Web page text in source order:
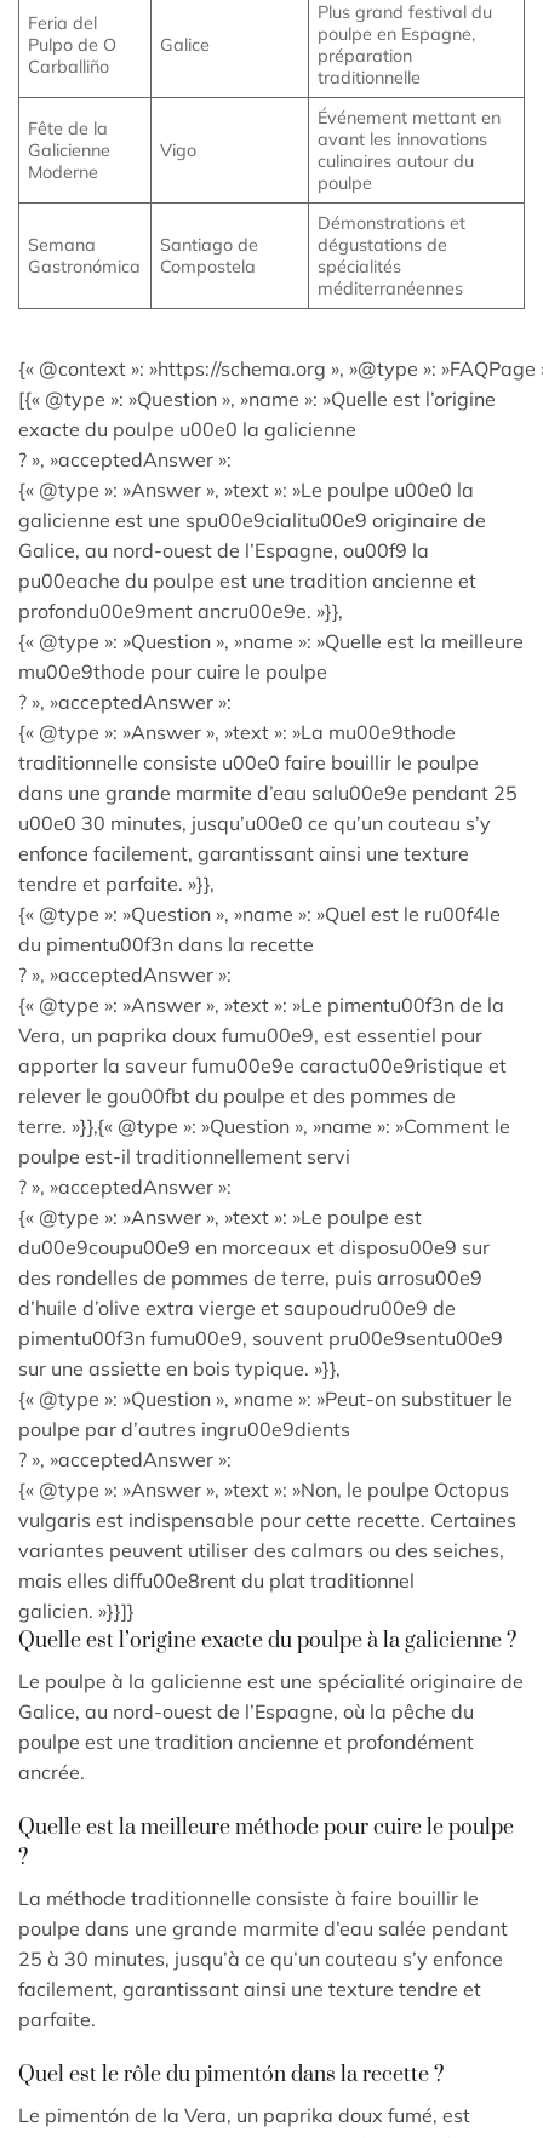
Feria del
Pulpo de O
Carballiño
Galice
Plus grand festival du
poulpe en Espagne,
préparation
traditionnelle
Fête de la
Galicienne
Moderne
Vigo
Événement mettant en
avant les innovations
culinaires autour du
poulpe
Semana
Gastronómica
Santiago de
Compostela
Démonstrations et
dégustations de
spécialités
méditerranéennes
{« @context »: »https://schema.org », »@type »: »FAQPage
[{« @type »: »Question », »name »: »Quelle est l’origine
exacte du poulpe u00e0 la galicienne
? », »acceptedAnswer »:
{« @type »: »Answer », »text »: »Le poulpe u00e0 la
galicienne est une spu00e9cialitu00e9 originaire de
Galice, au nord-ouest de l’Espagne, ou00f9 la
pu00eache du poulpe est une tradition ancienne et
profondu00e9ment ancru00e9e. »}},
{« @type »: »Question », »name »: »Quelle est la meilleure
mu00e9thode pour cuire le poulpe
? », »acceptedAnswer »:
{« @type »: »Answer », »text »: »La mu00e9thode
traditionnelle consiste u00e0 faire bouillir le poulpe
dans une grande marmite d’eau salu00e9e pendant 25
u00e0 30 minutes, jusqu’u00e0 ce qu’un couteau s’y
enfonce facilement, garantissant ainsi une texture
tendre et parfaite. »}},
{« @type »: »Question », »name »: »Quel est le ru00f4le
du pimentu00f3n dans la recette
? », »acceptedAnswer »:
{« @type »: »Answer », »text »: »Le pimentu00f3n de la
Vera, un paprika doux fumu00e9, est essentiel pour
apporter la saveur fumu00e9e caractu00e9ristique et
relever le gou00fbt du poulpe et des pommes de
terre. »}},{« @type »: »Question », »name »: »Comment le
poulpe est-il traditionnellement servi
? », »acceptedAnswer »:
{« @type »: »Answer », »text »: »Le poulpe est
du00e9coupu00e9 en morceaux et disposu00e9 sur
des rondelles de pommes de terre, puis arrosu00e9
d’huile d’olive extra vierge et saupoudru00e9 de
pimentu00f3n fumu00e9, souvent pru00e9sentu00e9
sur une assiette en bois typique. »}},
{« @type »: »Question », »name »: »Peut-on substituer le
poulpe par d’autres ingru00e9dients
? », »acceptedAnswer »:
{« @type »: »Answer », »text »: »Non, le poulpe Octopus
vulgaris est indispensable pour cette recette. Certaines
variantes peuvent utiliser des calmars ou des seiches,
mais elles diffu00e8rent du plat traditionnel
galicien. »}}]}
Quelle est l’origine exacte du poulpe à la galicienne ?
Le poulpe à la galicienne est une spécialité originaire de
Galice, au nord-ouest de l’Espagne, où la pêche du
poulpe est une tradition ancienne et profondément
ancrée.
Quelle est la meilleure méthode pour cuire le poulpe
?
La méthode traditionnelle consiste à faire bouillir le
poulpe dans une grande marmite d’eau salée pendant
25 à 30 minutes, jusqu’à ce qu’un couteau s’y enfonce
facilement, garantissant ainsi une texture tendre et
parfaite.
Quel est le rôle du pimentón dans la recette ?
Le pimentón de la Vera, un paprika doux fumé, est